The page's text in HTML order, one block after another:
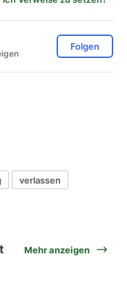
Folgen
verlassen
Mehr anzeigen